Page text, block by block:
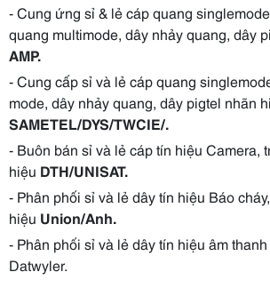
- Cung ứng sỉ & lẻ cáp quang
quang multimode, dây nhảy quang, dây
AMP.
- Cung cấp sỉ và lẻ cáp quang
mode, dây nhảy quang, dây pigtel nhãn
SAMETEL/DYS/TWCIE/.
- Buôn bán sỉ và lẻ cáp tín hiệu Camera,
hiệu DTH/UNISAT.
- Phân phối sỉ và lẻ dây tín hiệu Báo
hiệu Union/Anh.
- Phân phối sỉ và lẻ dây tín hiệu âm
Datwyler.